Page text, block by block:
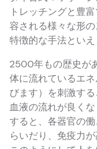
トレッチングと豊
容される様々な形
特徴的な手法といえ
2500年もの歴史が
体に流れているエ
びます）を刺激す
血液の流れが良くな
すると、各器官の
らいだり、免疫力